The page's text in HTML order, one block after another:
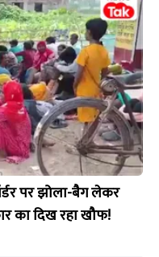
पर झोला-बैग लेकर
का दिख रहा खौफ!